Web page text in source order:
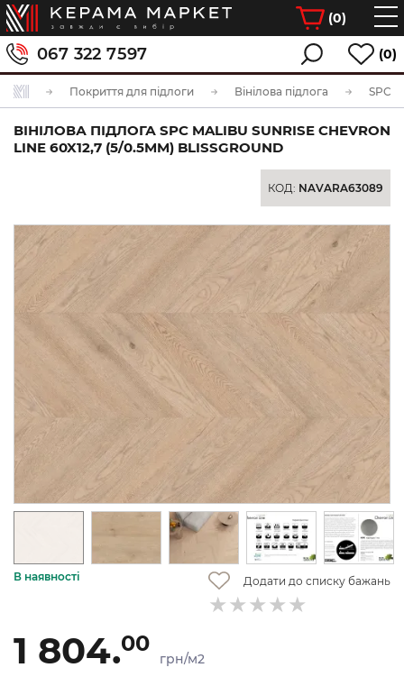
(0)
067 322 7597 (0)
Покриття для підлоги Вінілова підлога SPC
ВІНІЛОВА ПІДЛОГА SPC MALIBU SUNRISE CHEVRON
LINE 60X12,7 (5/0.5MM) BLISSGROUND
КОД: NAVARA63089
В наявності Додати до списку бажань
1 804.00
грн/м2